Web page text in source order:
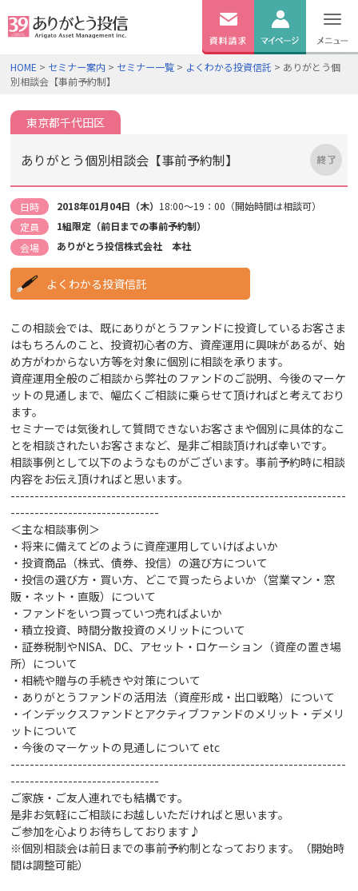
無料資料 ログイン
HOME > セミナー案内 > セミナー一覧 > よくわかる投資信託 > ありがとう個
別相談会【事前予約制】
東京都千代田区
ありがとう個別相談会【事前予約制】
日時 2018年01月04日（木） 18:00～19：00（開始時間は相談可）
定員
1組限定（前日までの事前予約制）
会場
ありがとう投信株式会社 本社
よくわかる投資信託
この相談会では、既にありがとうファンドに投資しているお客さま
はもちろんのこと、投資初心者の方、資産運用に興味があるが、始
め方がわからない方等を対象に個別に相談を承ります。
資産運用全般のご相談から弊社のファンドのご説明、今後のマーケ
ットの見通しまで、幅広くご相談に乗らせて頂ければと考えており
ます。
セミナーでは気後れして質問できないお客さまや個別に具体的なこ
とを相談されたいお客さまなど、是非ご相談頂ければ幸いです。
相談事例として以下のようなものがございます。事前予約時に相談
内容をお伝え頂ければと思います。
----------------------------------------------------------------------
-------------------------------
＜主な相談事例＞
・将来に備えてどのように資産運用していけばよいか
・投資商品（株式、債券、投信）の選び方について
・投信の選び方・買い方、どこで買ったらよいか（営業マン・窓
販・ネット・直販）について
・ファンドをいつ買っていつ売ればよいか
・積立投資、時間分散投資のメリットについて
・証券税制やNISA、DC、アセット・ロケーション（資産の置き場
所）について
・相続や贈与の手続きや対策について
・ありがとうファンドの活用法（資産形成・出口戦略）について
・インデックスファンドとアクティブファンドのメリット・デメリ
ットについて
・今後のマーケットの見通しについてetc
----------------------------------------------------------------------
-------------------------------
ご家族・ご友人連れでも結構です。
是非お気軽にご相談にお越しいただければと思います。
ご参加を心よりお待ちしております♪
※個別相談会は前日までの事前予約制となっております。（開始時
間は調整可能）